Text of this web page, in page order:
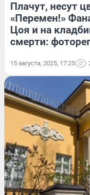
Плачут, несут
«Перемен!»
Цоя и на
смерти:
15 августа, 2025, 17:25